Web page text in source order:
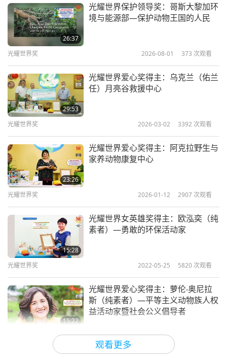
训中心。该组织的目标是帮助儿童和青少年获得教育
并就业，改善女孩和妇女的工作与生活条件，遏制农
村人口外流，防止贩卖儿童，同时促进环境保护和自
然保育。我们挚爱的清海无上师：「以上帝之爱欢喜
致赠光耀世界爱心奖给『威玛之家』组织，外加礼金
二万五千元表达对此高尚作为的爱心支持。」
二○二一年六月至八月，师父总共颁赠了十四座光耀
世界奖项及捐赠十七万五千美元。由于师父爱心关怀
与支持，这些得奖者深获鼓励继续他们的爱心之路，
帮助有需要的世人和动物族人。
观看更多
26:37
光耀世界保护领导奖：哥斯大黎加环
境与能源部—保护动物王国的人民
光耀世界奖 2026-08-01 373 次观看
29:53
光耀世界爱心奖得主：乌克兰（佑兰
任）月亮谷救援中心
光耀世界奖 2026-03-02 3392 次观看
23:26
光耀世界爱心奖得主：阿克拉野生与
家养动物康复中心
光耀世界奖 2026-01-12 2907 次观看
15:28
光耀世界女英雄奖得主：欧泓奕（纯
素者）—勇敢的环保活动家
光耀世界奖 2022-05-25 5820 次观看
15:22
光耀世界爱心奖得主：萝伦‧奥尼拉
斯（纯素者）—平等主义动物族人权
益活动家暨社会公义倡导者
2022-05-22